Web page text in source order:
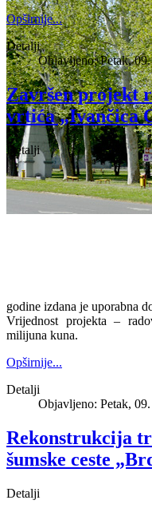
Opširnije...
Detalji
Objavljeno: Petak,
Završen projekt
vrtića „Ivančica
Detalji
godine izdana je uporabna
Vrijednost projekta –
milijuna kuna.
Opširnije...
Detalji
Objavljeno: Petak,
Rekonstrukcija
šumske ceste
Detalji